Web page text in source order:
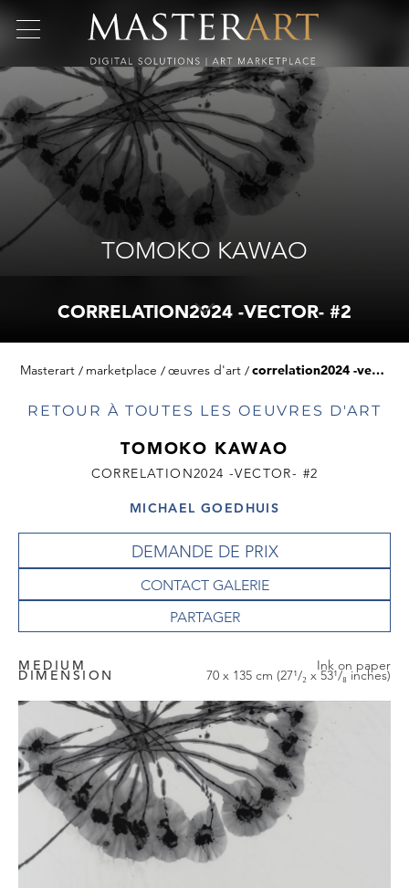
TOMOKO KAWAO
CORRELATION2024 -VECTOR- #2
Masterart marketplace œuvres d'art correlation2024 -vector- #2
RETOUR À TOUTES LES OEUVRES D'ART
TOMOKO KAWAO
CORRELATION2024 -VECTOR- #2
MICHAEL GOEDHUIS
DEMANDE DE PRIX
CONTACT GALERIE
MEDIUM Ink on paper
DIMENSION 70 x 135 cm (27¹/₂ x 53¹/₈ inches)